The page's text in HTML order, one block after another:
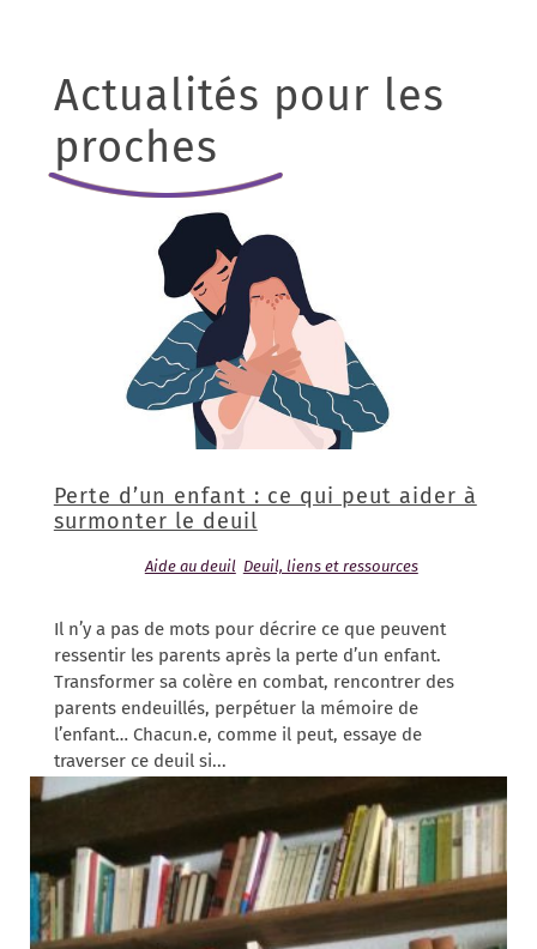
Actualités pour les
proches
Perte d’un enfant : ce qui peut aider à
surmonter le deuil
Aide au deuil, Deuil, liens et ressources| 0
Il n’y a pas de mots pour décrire ce que peuvent
ressentir les parents après la perte d’un enfant.
Transformer sa colère en combat, rencontrer des
parents endeuillés, perpétuer la mémoire de
l’enfant… Chacun.e, comme il peut, essaye de
traverser ce deuil si...
lire plus